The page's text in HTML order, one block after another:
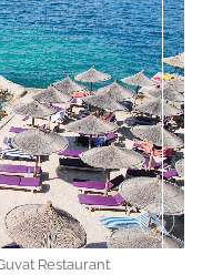
Restaurant